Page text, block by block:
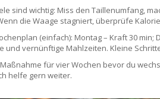
sind wichtig: Miss den Taillenumfang,
die Waage stagniert, überprüfe
(einfach): Montag – Kraft 30 min;
und vernünftige Mahlzeiten. Kleine
für vier Wochen bevor du
helfe gern weiter.